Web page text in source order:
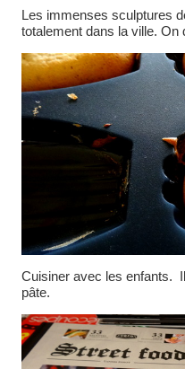
Les immenses sculptures
totalement dans la ville. On
Cuisiner avec les enfants.
pâte.